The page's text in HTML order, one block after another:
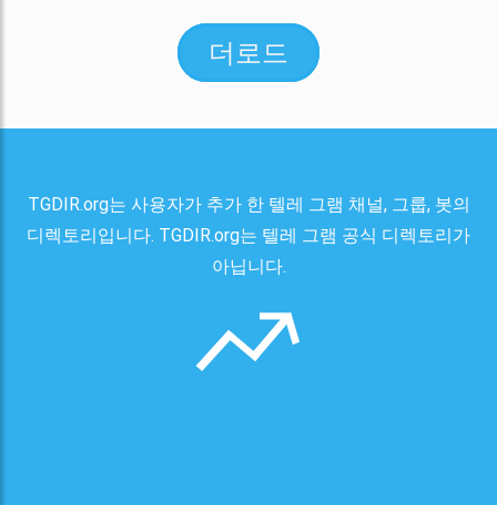
더로드
TGDIR.org는 사용자가 추가 한 텔레 그램 채널, 그룹, 봇의
디렉토리입니다. TGDIR.org는 텔레 그램 공식 디렉토리가
아닙니다.